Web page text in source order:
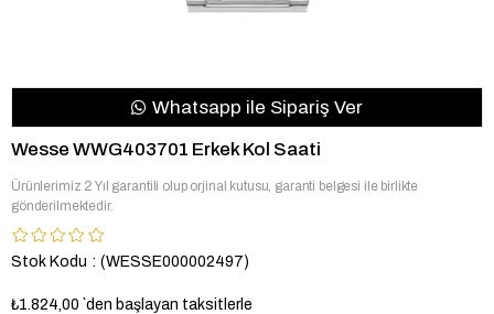
Whatsapp ile Sipariş Ver
Wesse WWG403701 Erkek Kol Saati
Ürünlerimiz 2 Yıl garantili olup orjinal kutusu, garanti belgesi ile birlikte
gönderilmektedir.
Stok Kodu (WESSE000002497)
₺1.824,00 `den başlayan taksitlerle